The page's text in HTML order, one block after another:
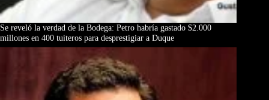
Se reveló la verdad de la Bodega: Petro habría gastado $2.000
millones en 400 tuiteros para desprestigiar a Duque